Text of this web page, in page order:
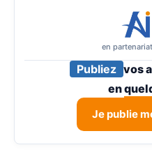
en partenariat
Publiez vos
en
Je publie